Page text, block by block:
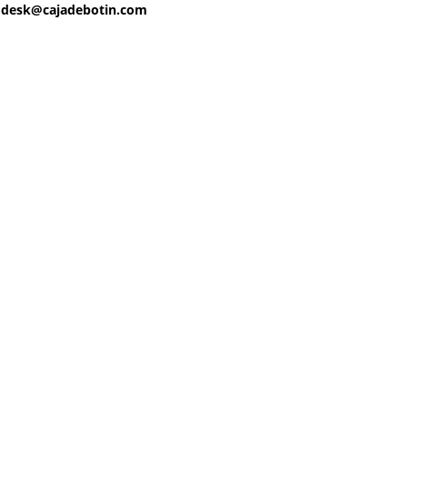
desk@cajadebotin.com